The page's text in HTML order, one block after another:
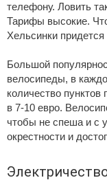
телефону. Ловить
Тарифы высокие.
Хельсинки
Большой
велосипеды, в
количество
в 7-10 евро.
чтобы не спеша и с
окрестности и